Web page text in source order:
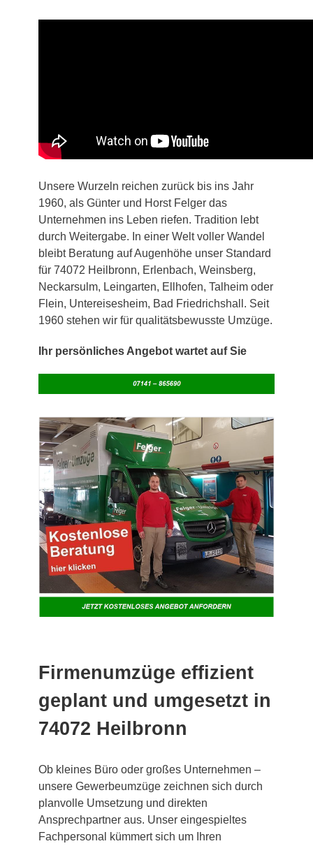
Unsere Wurzeln reichen zurück bis ins Jahr
1960, als Günter und Horst Felger das
Unternehmen ins Leben riefen. Tradition lebt
durch Weitergabe. In einer Welt voller Wandel
bleibt Beratung auf Augenhöhe unser Standard
für 74072 Heilbronn, Erlenbach, Weinsberg,
Neckarsulm, Leingarten, Ellhofen, Talheim oder
Flein, Untereisesheim, Bad Friedrichshall. Seit
1960 stehen wir für qualitätsbewusste Umzüge.
Ihr persönliches Angebot wartet auf Sie
Firmenumzüge effizient
geplant und umgesetzt in
74072 Heilbronn
Ob kleines Büro oder großes Unternehmen –
unsere Gewerbeumzüge zeichnen sich durch
planvolle Umsetzung und direkten
Ansprechpartner aus. Unser eingespieltes
Fachpersonal kümmert sich um Ihren